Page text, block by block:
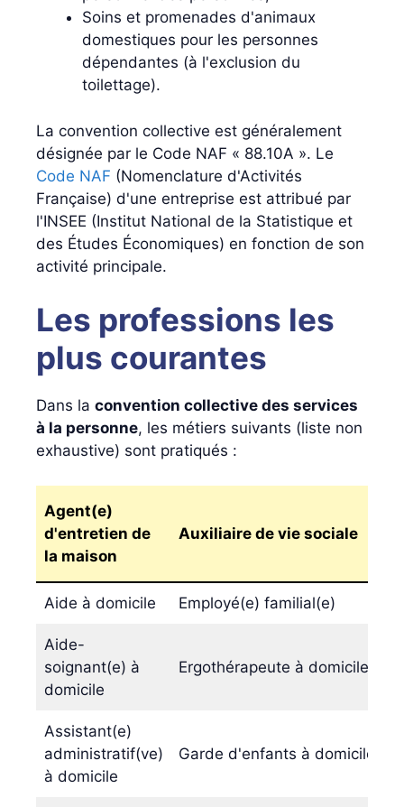
Soins et promenades d'animaux
domestiques pour les personnes
dépendantes (à l'exclusion du
toilettage).
La convention collective est généralement
désignée par le Code NAF « 88.10A ». Le
Code NAF (Nomenclature d'Activités
Française) d'une entreprise est attribué par
l'INSEE (Institut National de la Statistique et
des Études Économiques) en fonction de son
activité principale.
Les professions les
plus courantes
Dans la convention collective des services
à la personne, les métiers suivants (liste non
exhaustive) sont pratiqués :
Agent(e)
d'entretien de
la maison
Auxiliaire de vie sociale
Aide à domicile Employé(e) familial(e)
Aide-
soignant(e) à
domicile
Ergothérapeute à domicile
Assistant(e)
administratif(ve)
à domicile
Garde d'enfants à domicile